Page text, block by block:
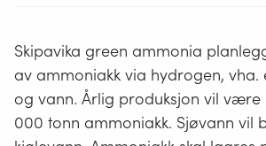
Skipavika green ammonia
av ammoniakk via hydrogen, vha.
og vann. Årlig produksjon vil være
000 tonn ammoniakk. Sjøvann vil